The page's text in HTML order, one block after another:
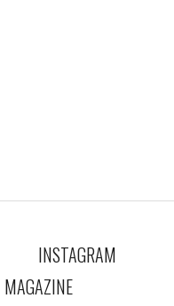
INSTAGRAM
MAGAZINE